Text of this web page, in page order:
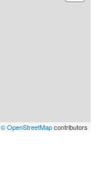
© OpenStreetMapcontributors